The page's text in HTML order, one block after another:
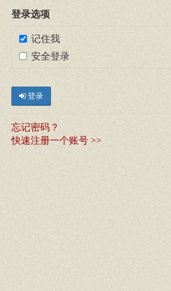
登录选项
记住我
安全登录
登录
忘记密码？
快速注册一个账号 >>